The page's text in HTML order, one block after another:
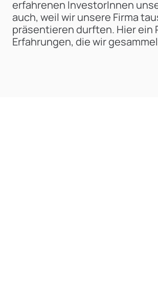
erfahrenen InvestorInnen
auch, weil wir unsere Firma
präsentieren durften. Hier ein
Erfahrungen, die wir